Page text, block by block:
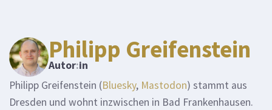
Philipp Greifenstein
Autor:in
Philipp Greifenstein (Bluesky, Mastodon) stammt aus
Dresden und wohnt inzwischen in Bad Frankenhausen.